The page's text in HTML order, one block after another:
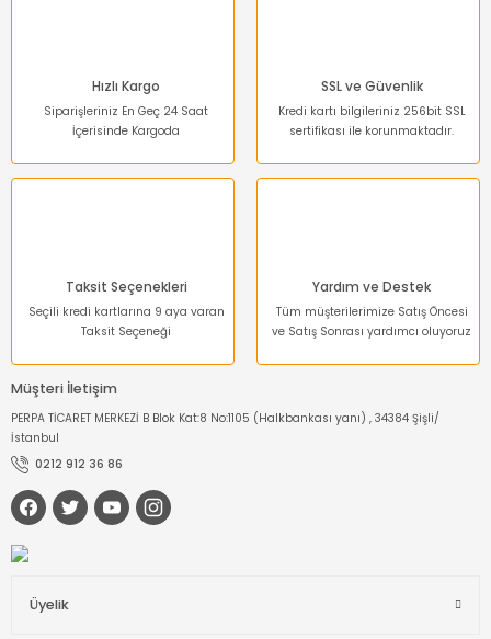
Hızlı Kargo
Siparişleriniz En Geç 24 Saat
İçerisinde Kargoda
SSL ve Güvenlik
Kredi kartı bilgileriniz 256bit SSL
sertifikası ile korunmaktadır.
Taksit Seçenekleri
Seçili kredi kartlarına 9 aya varan
Taksit Seçeneği
Yardım ve Destek
Tüm müşterilerimize Satış Öncesi
ve Satış Sonrası yardımcı oluyoruz
Müşteri İletişim
PERPA TİCARET MERKEZİ B Blok Kat:8 No:1105 (Halkbankası yanı) , 34384 Şişli/
İstanbul
0212 912 36 86
Üyelik